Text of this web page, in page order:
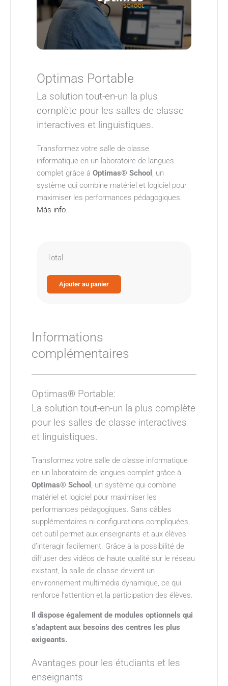
Optimas Portable
La solution tout-en-un la plus
complète pour les salles de classe
interactives et linguistiques.
Transformez votre salle de classe
informatique en un laboratoire de langues
complet grâce à Optimas® School , un
système qui combine matériel et logiciel pour
maximiser les performances pédagogiques.
Más info.
Total
de
Portable
Ajouter au panier
Informations
complémentaires
Optimas® Portable:
La solution tout-en-un la plus complète
pour les salles de classe interactives
et linguistiques.
Transformez votre salle de classe informatique
en un laboratoire de langues complet grâce à
Optimas® School , un système qui combine
matériel et logiciel pour maximiser les
performances pédagogiques. Sans câbles
supplémentaires ni configurations compliquées,
cet outil permet aux enseignants et aux élèves
d’interagir facilement. Grâce à la possibilité de
diffuser des vidéos de haute qualité sur le réseau
existant, la salle de classe devient un
environnement multimédia dynamique, ce qui
renforce l’attention et la participation des élèves.
Il dispose également de modules optionnels qui
s’adaptent aux besoins des centres les plus
exigeants.
Avantages pour les étudiants et les
enseignants